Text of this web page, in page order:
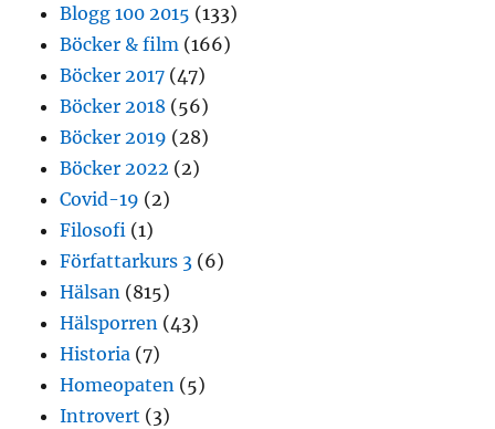
Blogg 100 2015 (133)
Böcker & film (166)
Böcker 2017 (47)
Böcker 2018 (56)
Böcker 2019 (28)
Böcker 2022 (2)
Covid-19 (2)
Filosofi (1)
Författarkurs 3 (6)
Hälsan (815)
Hälsporren (43)
Historia (7)
Homeopaten (5)
Introvert (3)